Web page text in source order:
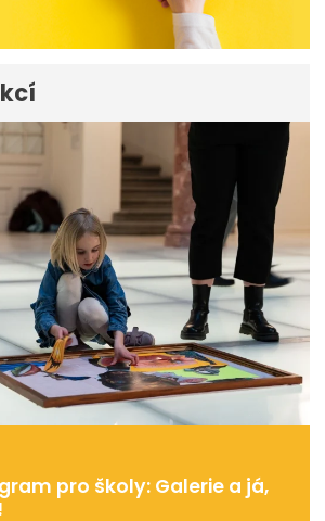
pro školy: Galerie a já,